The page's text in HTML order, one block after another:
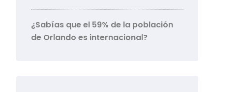
¿Sabías que el 59% de la población
de Orlando es internacional?